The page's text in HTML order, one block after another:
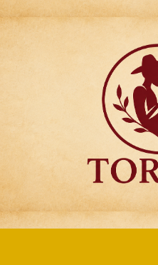
Articulos para
Regalo Torfer.